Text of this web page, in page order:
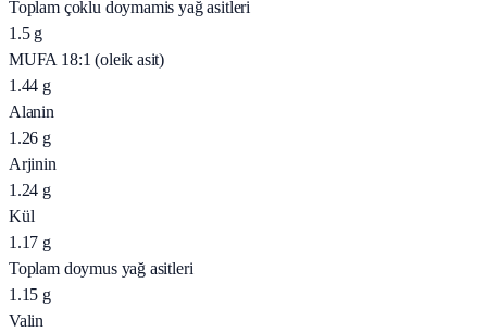
Toplam çoklu doymamis yağ asitleri
1.5 g
MUFA 18:1 (oleik asit)
1.44 g
Alanin
1.26 g
Arjinin
1.24 g
Kül
1.17 g
Toplam doymus yağ asitleri
1.15 g
Valin